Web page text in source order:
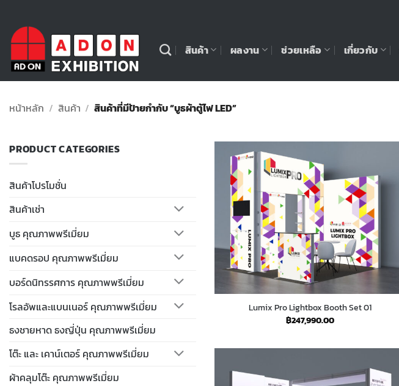
สินค้า ผลงาน ช่วยเหลือ เกี่ยวกับ
หน้าหลัก / สินค้า / สินค้าที่มีป้ายกำกับ “บูธผ้าตู้ไฟ LED”
PRODUCT CATEGORIES
สินค้าโปรโมชั่น
สินค้าเช่า
บูธ คุณภาพพรีเมี่ยม
แบคดรอป คุณภาพพรีเมี่ยม
บอร์ดนิทรรศการ คุณภาพพรีเมี่ยม
โรลอัพและแบนเนอร์ คุณภาพพรีเมี่ยม
ธงชายหาด ธงญี่ปุ่น คุณภาพพรีเมี่ยม
โต๊ะ และ เคาน์เตอร์ คุณภาพพรีเมี่ยม
ผ้าคลุมโต๊ะ คุณภาพพรีเมี่ยม
Lumix Pro Lightbox Booth Set 01
฿247,990.00